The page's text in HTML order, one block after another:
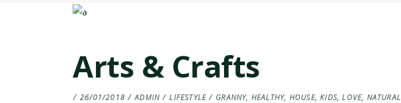
Arts & Crafts
26/01/2018 ADMIN LIFESTYLE GRANNY, HEALTHY, HOUSE,KIDS,LOVE, NATURAL